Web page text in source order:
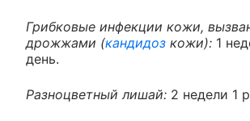
Грибковые инфекции кожи,
дрожжами (кандидоз кожи): 1
день.
Разноцветный лишай: 2 недели 1